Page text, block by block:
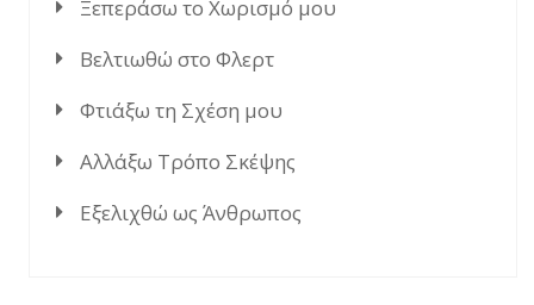
Ξεπεράσω το Χωρισμό μου
Βελτιωθώ στο Φλερτ
Φτιάξω τη Σχέση μου
Αλλάξω Τρόπο Σκέψης
Εξελιχθώ ως Άνθρωπος